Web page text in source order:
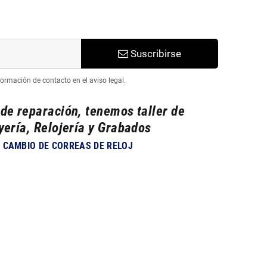
Suscribirse
de contacto en el aviso legal.
reparación, tenemos taller de
Relojería y Grabados
CAMBIO DE CORREAS DE RELOJ